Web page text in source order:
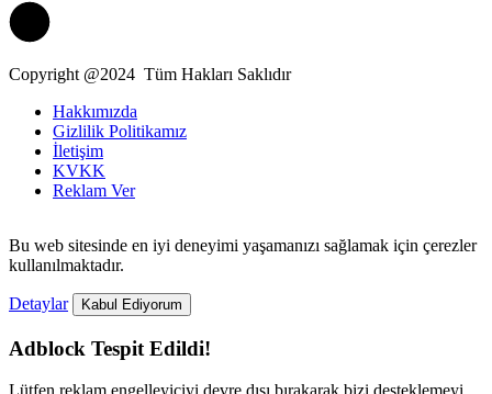
Copyright @2024 Tüm Hakları Saklıdır
Hakkımızda
Gizlilik Politikamız
İletişim
KVKK
Reklam Ver
Bu web sitesinde en iyi deneyimi yaşamanızı sağlamak için çerezler
kullanılmaktadır.
Detaylar Kabul Ediyorum
Adblock Tespit Edildi!